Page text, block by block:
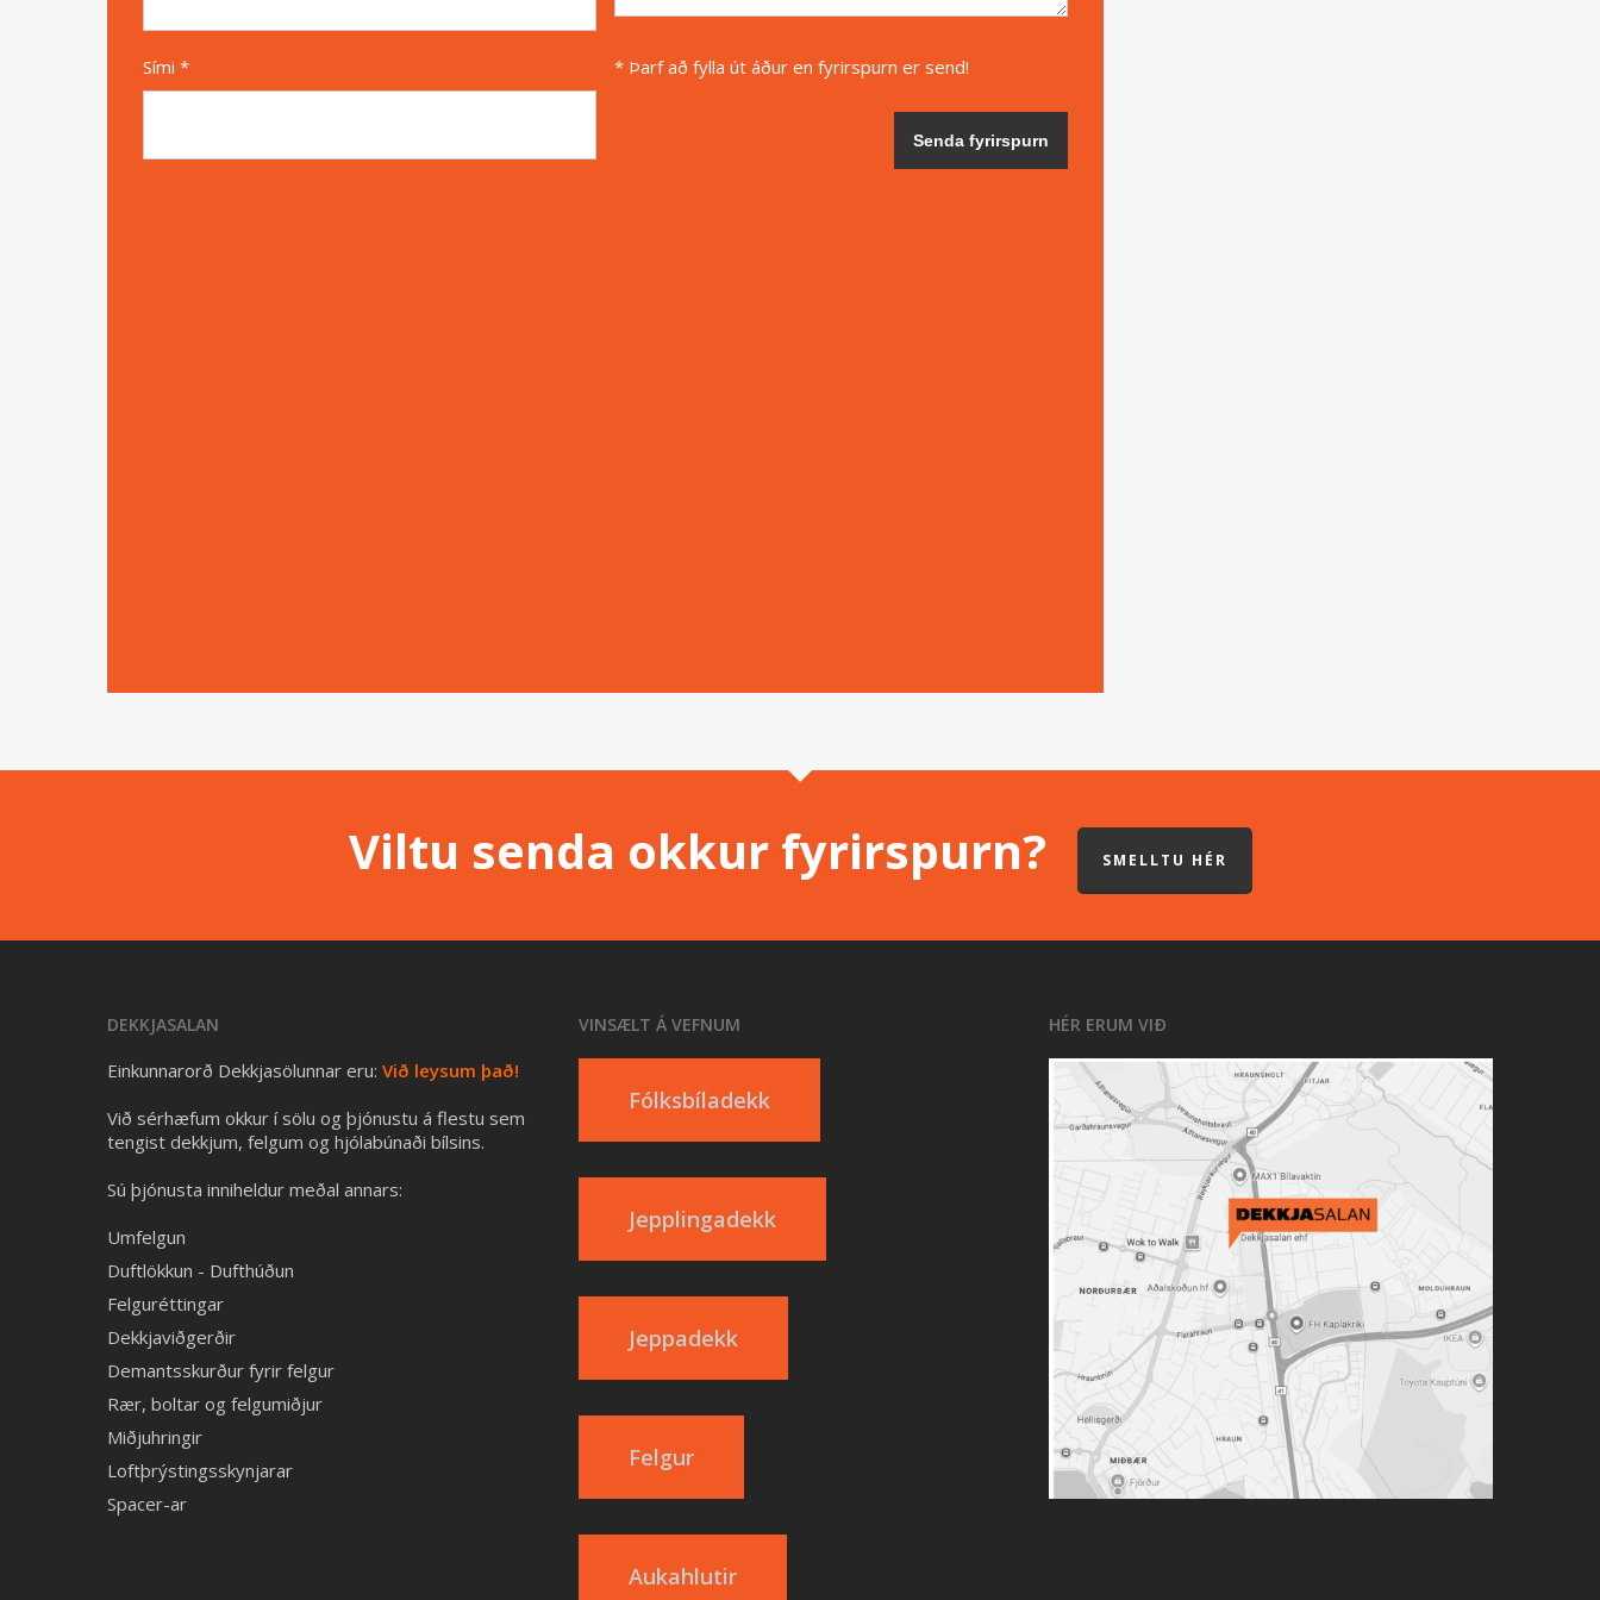
Sími * * Þarf að fylla út áður en fyrirspurn er send!
Viltu senda okkur fyrirspurn? SMELLTU HÉR
DEKKJASALAN
Einkunnarorð Dekkjasölunnar eru: Við leysum það!
Við sérhæfum okkur í sölu og þjónustu á flestu sem
tengist dekkjum, felgum og hjólabúnaði bílsins.
Sú þjónusta inniheldur meðal annars:
Umfelgun
Duftlökkun - Dufthúðun
Felguréttingar
Dekkjaviðgerðir
Demantsskurður fyrir felgur
Rær, boltar og felgumiðjur
Miðjuhringir
Loftþrýstingsskynjarar
Spacer-ar
VINSÆLT Á VEFNUM
Fólksbíladekk
Jepplingadekk
Jeppadekk
Felgur
Aukahlutir
HÉR ERUM VIÐ